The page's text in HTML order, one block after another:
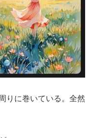
りに巻いている。全然